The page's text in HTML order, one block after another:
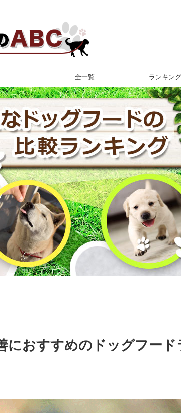
全一覧 ランキング
におすすめのドッグフード